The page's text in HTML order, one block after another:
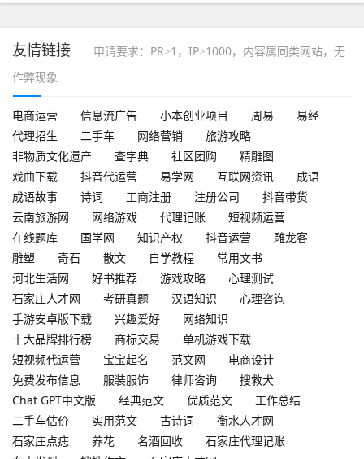
友情链接
申请要求：PR≥1，IP≥1000，内容属同类网站，无
作弊现象
电商运营 信息流广告 小本创业项目 周易
易经
代理招生
二手车 网络营销
旅游攻略
非物质文化遗产
查字典 社区团购
精雕图
戏曲下载
抖音代运营 易学网 互联网资讯
成语
成语故事
诗词 工商注册 注册公司
抖音带货
云南旅游网
网络游戏 代理记账
短视频运营
在线题库
国学网 知识产权 抖音运营
雕龙客
雕塑
奇石 散文 自学教程
常用文书
河北生活网
好书推荐 游戏攻略
心理测试
石家庄人才网
考研真题 汉语知识
心理咨询
手游安卓版下载
兴趣爱好
网络知识
十大品牌排行榜
商标交易
单机游戏下载
短视频代运营
宝宝起名 范文网
电商设计
免费发布信息
服装服饰 律师咨询
搜救犬
Chat GPT中文版
经典范文 优质范文
工作总结
二手车估价
实用范文 古诗词
衡水人才网
石家庄点痣
养花 名酒回收
石家庄代理记账